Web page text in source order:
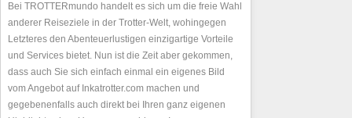
Bei TROTTERmundo handelt es sich um die freie Wahl
anderer Reiseziele in der Trotter-Welt, wohingegen
Letzteres den Abenteuerlustigen einzigartige Vorteile
und Services bietet. Nun ist die Zeit aber gekommen,
dass auch Sie sich einfach einmal ein eigenes Bild
vom Angebot auf Inkatrotter.com machen und
gegebenenfalls auch direkt bei Ihren ganz eigenen